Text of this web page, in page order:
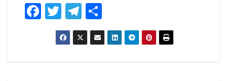
F
T
w
itt
T
el
e
o
m